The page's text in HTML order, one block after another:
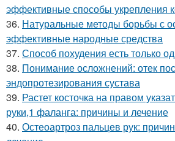
эффективные способы укрепления
36. Натуральные методы борьбы с
эффективные народные средства
37. Способ похудения есть только
38. Понимание осложнений: отек
эндопротезирования сустава
39. Растет косточка на правом
руки,1 фаланга: причины и лечение
40. Остеоартроз пальцев рук: